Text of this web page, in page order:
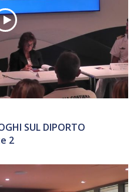
SUL DIPORTO
2